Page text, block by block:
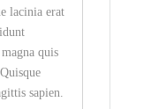
lacinia erat
quis
sapien.